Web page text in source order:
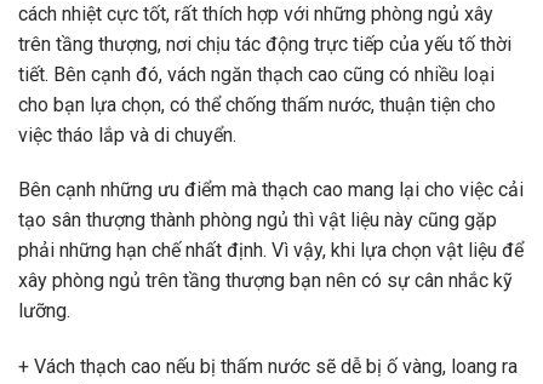
cách nhiệt cực tốt, rất thích hợp với những phòng ngủ xây
trên tầng thượng, nơi chịu tác động trực tiếp của yếu tố thời
tiết. Bên cạnh đó, vách ngăn thạch cao cũng có nhiều loại
cho bạn lựa chọn, có thể chống thấm nước, thuận tiện cho
việc tháo lắp và di chuyển.
Bên cạnh những ưu điểm mà thạch cao mang lại cho việc cải
tạo sân thượng thành phòng ngủ thì vật liệu này cũng gặp
phải những hạn chế nhất định. Vì vậy, khi lựa chọn vật liệu để
xây phòng ngủ trên tầng thượng bạn nên có sự cân nhắc kỹ
lưỡng.
+ Vách thạch cao nếu bị thấm nước sẽ dễ bị ố vàng, loang ra